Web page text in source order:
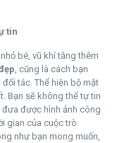
tin
bé, vũ khí tăng thêm
, cũng là cách bạn
tác. Thể hiện bộ mặt
Bạn sẽ không thể tự tin
được hình ảnh công
gian của cuộc trò
như bạn mong muốn,